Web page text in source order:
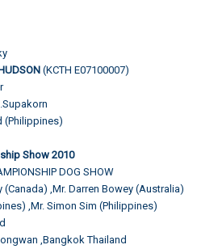
(KCTH E07100007)
(Philippines)
Show 2010
DOG SHOW
,Mr. Darren Bowey (Australia)
,Mr. Simon Sim (Philippines)
,Bangkok Thailand